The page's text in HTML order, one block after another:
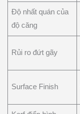
Độ nhất quán của
độ căng
Rủi ro đứt gãy
Surface Finish